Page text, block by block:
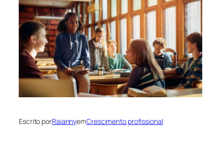
Escrito porRaiannyemCrescimento profissional